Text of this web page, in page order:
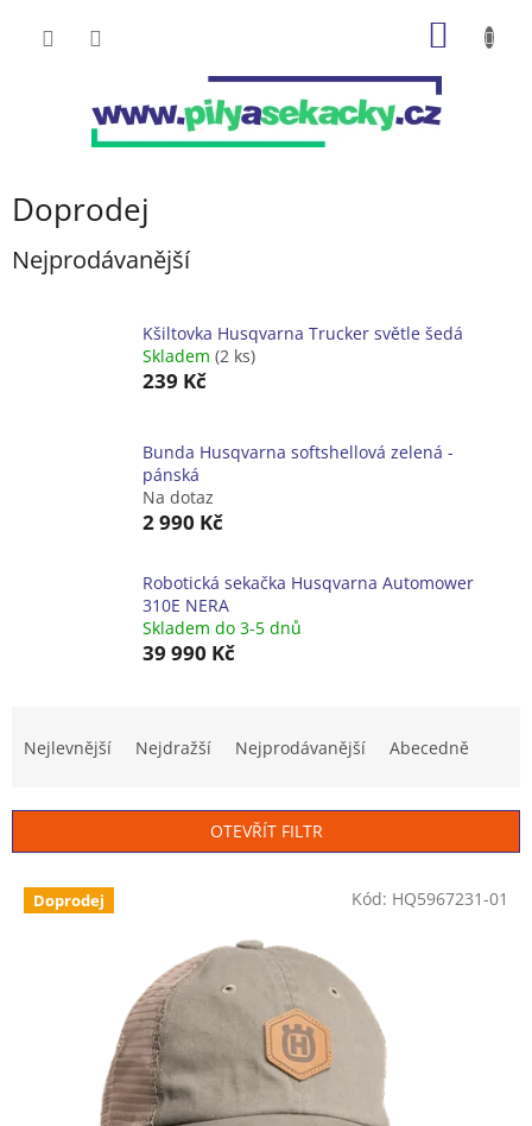
Doprodej
Nejprodávanější
Kšiltovka Husqvarna Trucker světle šedá
Skladem (2 ks)
239 Kč
Bunda Husqvarna softshellová zelená -
pánská
Na dotaz
2 990 Kč
Robotická sekačka Husqvarna Automower
310E NERA
Skladem do 3-5 dnů
39 990 Kč
í
Nejlevnější Nejdražší Nejprodávanější Abecedně
OTEVŘÍT FILTR
V Doprodej Kód: HQ5967231-01